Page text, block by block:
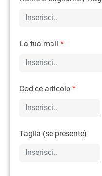
La tua mail *
Codice articolo *
Taglia (se presente)